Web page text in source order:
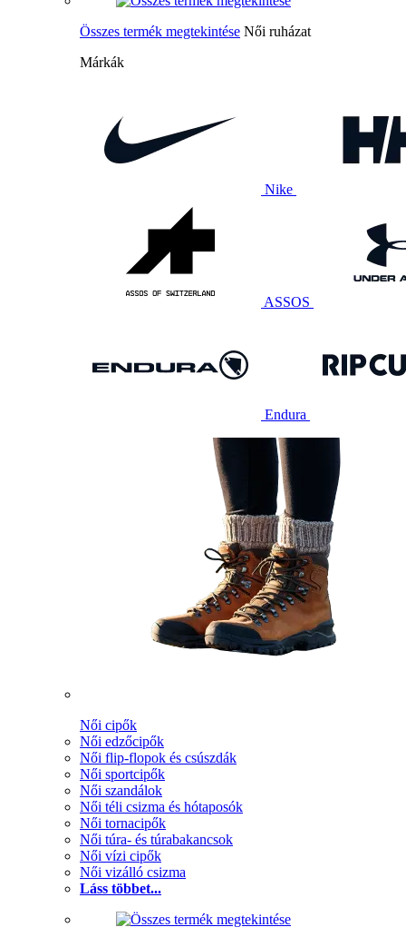
Összes termék megtekintése Női ruházat
Márkák
Nike
ASSOS
Endura
Női cipők
Női edzőcipők
Női flip-flopok és csúszdák
Női sportcipők
Női szandálok
Női téli csizma és hótaposók
Női tornacipők
Női túra- és túrabakancsok
Női vízi cipők
Női vizálló csizma
Láss többet...